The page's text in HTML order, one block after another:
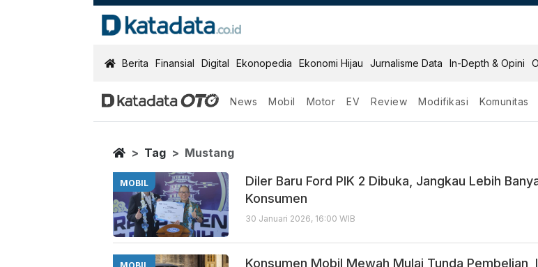
KatadataOTO
Berita Finansial Digital Ekonopedia Ekonomi Hijau Jurnalisme Data In-Depth & Opini
News Mobil Motor EV Review Modifikasi Komunitas
Mustang
Berita Terbaru
Home
Tag Mustang
MOBIL
Diler Baru Ford PIK 2 Dibuka, Jangkau Lebih
Konsumen
30 Januari 2026, 16:00 WIB
Konsumen Mobil Mewah Mulai Tunda Pembelian,